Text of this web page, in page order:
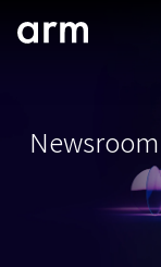
Skip to Footer
サポート
IP サポート
Armアカウン
ログインして
Newsroom